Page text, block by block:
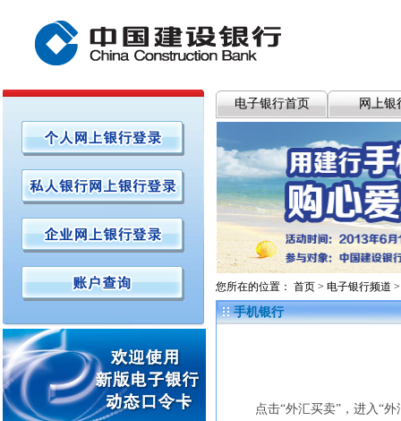
网上银
电子银行首页
您所在的位置： 首页 > 电子银行频道
手机银行
点击“外汇买卖”，进入“